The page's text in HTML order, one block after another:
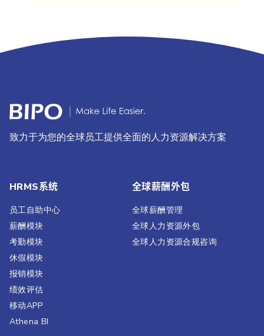
致力于为您的全球员工提供全面的人力资源解决方案
HRMS系统
员工自助中心
薪酬模块
考勤模块
休假模块
报销模块
绩效评估​
移动APP
Athena BI
全球薪酬外包
全球薪酬管理
全球人力资源外包
全球人力资源合规咨询